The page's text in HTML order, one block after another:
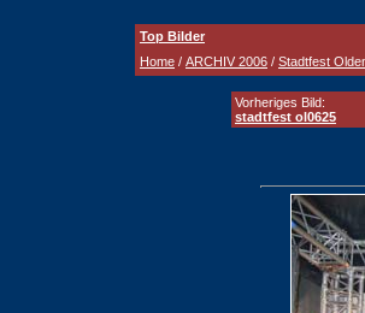
Top Bilder
Home / ARCHIV 2006 / Stadtfest
Vorheriges Bild:
stadtfest ol0625